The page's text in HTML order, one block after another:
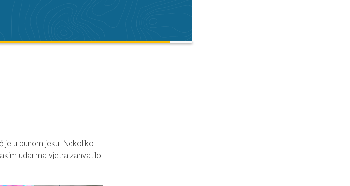
je u punom jeku. Nekoliko
udarima vjetra zahvatilo